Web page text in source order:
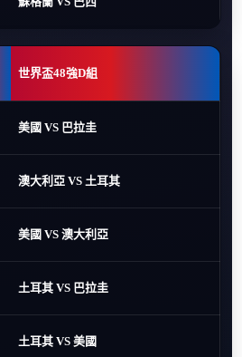
世界盃48強D組
美國 VS 巴拉圭
澳大利亞 VS 土耳其
美國 VS 澳大利亞
土耳其 VS 巴拉圭
土耳其 VS 美國